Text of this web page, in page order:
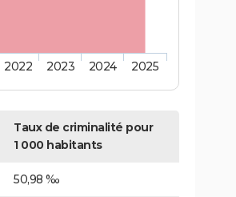
2022 2023 2024 2025
Taux de criminalité pour
1 000 habitants
50,98 ‰